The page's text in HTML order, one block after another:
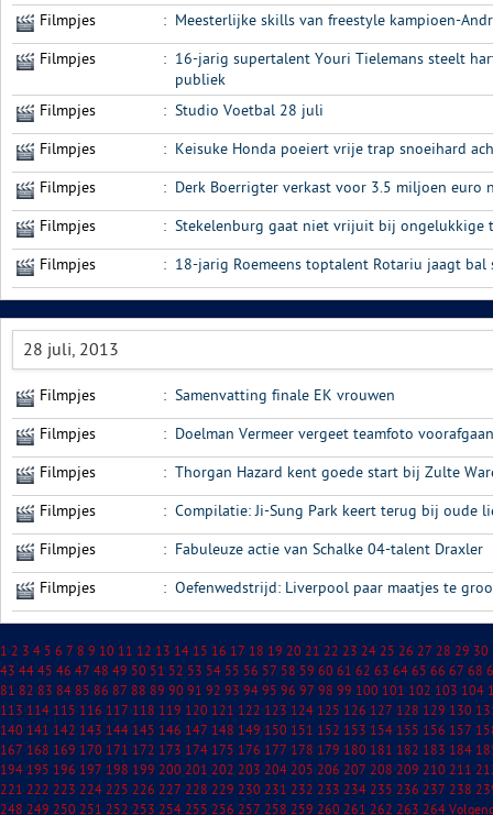
Filmpjes
: Meesterlijke skills van freestyle kampioen-
Filmpjes : 16-jarig supertalent Youri Tielemans steelt
publiek
Filmpjes
: Studio Voetbal 28 juli
Filmpjes : Keisuke Honda poeiert vrije trap snoeihard
Filmpjes : Derk Boerrigter verkast voor 3.5 miljoen euro
Filmpjes : Stekelenburg gaat niet vrijuit bij ongelukkige
Filmpjes : 18-jarig Roemeens toptalent Rotariu jaagt
28 juli, 2013
Filmpjes : Samenvatting finale EK vrouwen
Filmpjes : Doelman Vermeer vergeet teamfoto
Filmpjes : Thorgan Hazard kent goede start bij Zulte
Filmpjes : Compilatie: Ji-Sung Park keert terug bij oude
Filmpjes : Fabuleuze actie van Schalke 04-talent Draxler
Filmpjes : Oefenwedstrijd: Liverpool paar maatjes te
1 2 3 4 5 6 7 8 9 10 11 12 13 14 15 16 17 18 19 20 21 22 23 24 25 26 27 28 29 30
43 44 45 46 47 48 49 50 51 52 53 54 55 56 57 58 59 60 61 62 63 64 65 66 67 68
81 82 83 84 85 86 87 88 89 90 91 92 93 94 95 96 97 98 99 100 101 102 103 104
113 114 115 116 117 118 119 120 121 122 123 124 125 126 127 128 129 130
140 141 142 143 144 145 146 147 148 149 150 151 152 153 154 155 156 157
167 168 169 170 171 172 173 174 175 176 177 178 179 180 181 182 183 184
194 195 196 197 198 199 200 201 202 203 204 205 206 207 208 209 210 211
221 222 223 224 225 226 227 228 229 230 231 232 233 234 235 236 237 238
248 249 250 251 252 253 254 255 256 257 258 259 260 261 262 263 264